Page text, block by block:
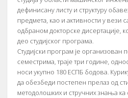
дефинисану листу и структуру
предмета, као и активности у вези
одбраном докторске дисертације,
део студијског програма.
Студијски програм је организован
семестрима, траје три године,
носи укупно 180 ЕСПБ бодова.
да обезбеди постепен прелаз од
методолошких и стручних знања ка